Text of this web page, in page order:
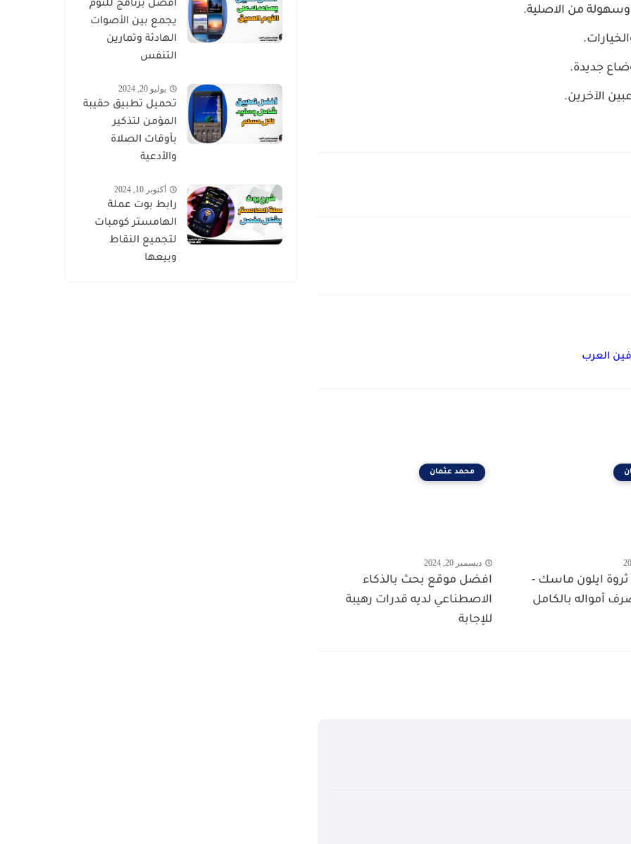
وسهولة من الاصلية.
جديدة.
الآخرين.
العرب
ايلون ماسك -
أمواله بالكامل
محمد عثمان
ديسمبر 20, 2024
افضل موقع بحث بالذكاء
الاصطناعي لديه قدرات رهيبة
للإجابة
افضل برنامج للنوم
يجمع بين الأصوات
الهادئة وتمارين
التنفس
يوليو 20, 2024
تحميل تطبيق حقيبة
المؤمن لتذكير
بأوقات الصلاة
والأدعية
أكتوبر 10, 2024
رابط بوت عملة
الهامستر كومبات
لتجميع النقاط
وبيعها